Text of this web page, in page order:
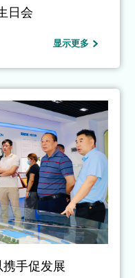
日会
显示更多
手促发展